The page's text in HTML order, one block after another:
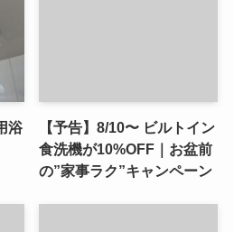
浴
【予告】8/10〜 ビルトイン
食洗機が10%OFF｜お盆前
の”家事ラク”キャンペーン